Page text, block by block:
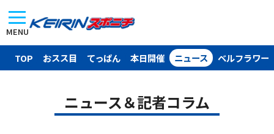
MENU
TOP おスス目 てっぱん 本日開催 ニュース ベルフラワー
ニュース＆記者コラム